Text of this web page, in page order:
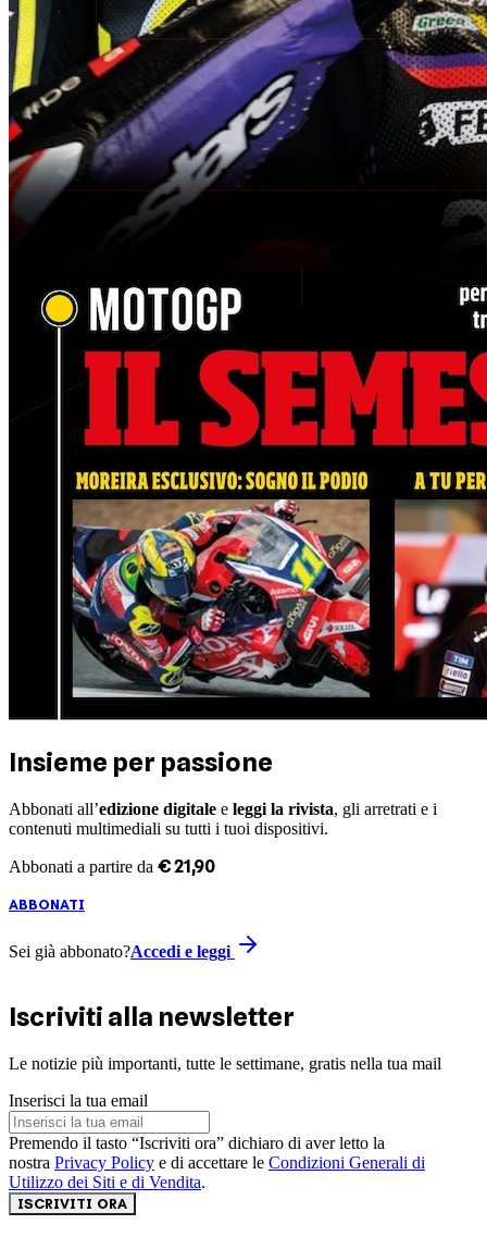
Insieme per passione
Abbonati all’edizione digitale e leggi la rivista, gli arretrati e i
contenuti multimediali su tutti i tuoi dispositivi.
Abbonati a partire da €21 ,90
ABBONATI
Sei già abbonato?Accedi e leggi
Iscriviti alla newsletter
Le notizie più importanti, tutte le settimane, gratis nella tua mail
Inserisci la tua email
Premendo il tasto “Iscriviti ora” dichiaro di aver letto la
nostra Privacy Policy e di accettare le Condizioni Generali di
Utilizzo dei Siti e di Vendita.
ISCRIVITI ORA